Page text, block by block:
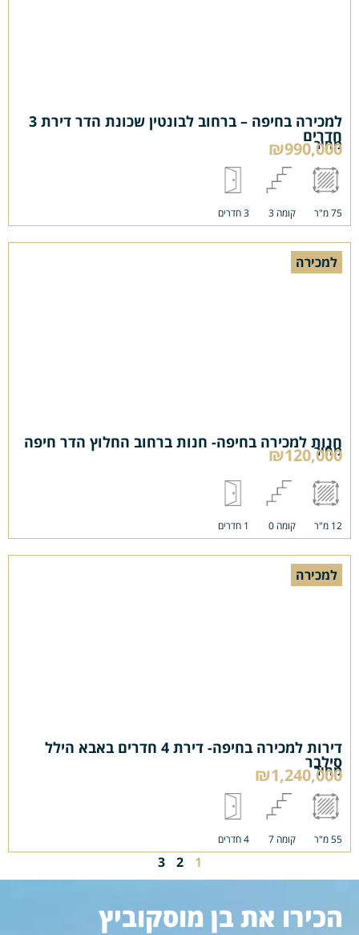
למכירה בחיפה – ברחוב לבונטין שכונת הדר דירת 3
חדרים
מחיר
₪990,000
75 מ"ר קומה 3 3 חדרים
למכירה
חנות למכירה בחיפה- חנות ברחוב החלוץ הדר חיפה
מחיר
₪120,000
12 מ"ר קומה 0 1 חדרים
למכירה
דירות למכירה בחיפה- דירת 4 חדרים באבא הילל
סילבר
מחיר
₪1,240,000
55 מ"ר קומה 7 4 חדרים
1
2
3
הכירו את בן מוסקוביץ